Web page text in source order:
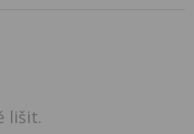
lišit.